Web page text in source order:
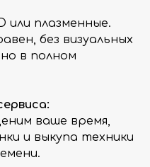
или плазменные.
без визуальных
в полном
ваше время,
и выкупа техники